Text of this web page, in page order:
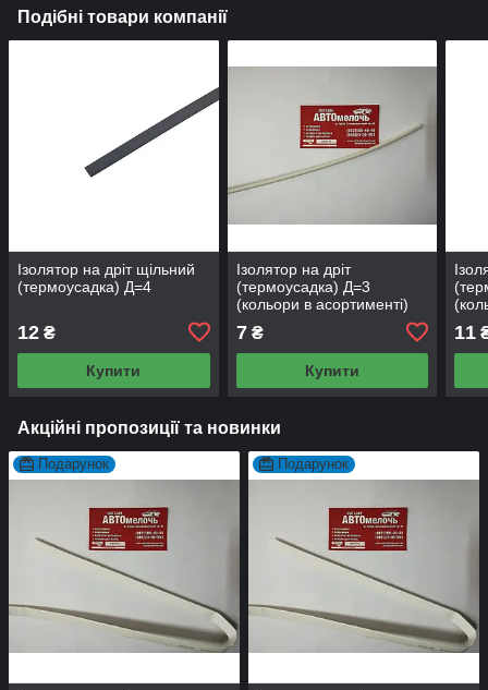
Подібні товари компанії
Ізолятор на дріт щільний
(термоусадка) Д=4
12 ₴
Купити
Ізолятор на дріт
(термоусадка) Д=3
(кольори в асортименті)
7₴
Купити
11
Акційні пропозиції та новинки
Подарунок Подарунок